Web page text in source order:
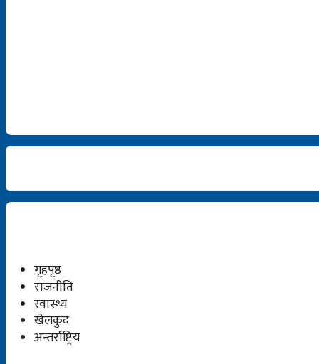
गृहपृष्ठ
राजनीति
स्वास्थ्य
खेलकुद
अन्तर्राष्ट्रिय